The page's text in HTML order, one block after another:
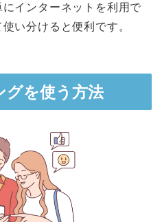
インターネットを利用で
い分けると便利です。
グを使う方法